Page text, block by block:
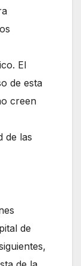
El
de esta
creen
de las
de